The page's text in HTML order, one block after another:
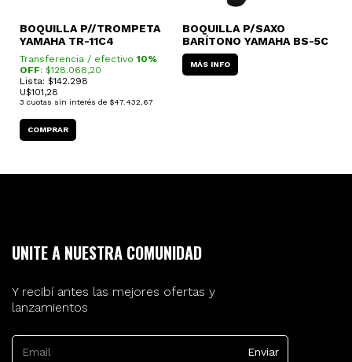
BOQUILLA P//TROMPETA
YAMAHA TR-11C4
Transferencia / efectivo 10%
OFF: $128.068,20
Lista: $142.298
U$101,28
3 cuotas sin interés de $47.432,67
BOQUILLA P/SAXO
BARÍTONO YAMAHA BS-5C
MÁS INFO
UNITE A NUESTRA COMUNIDAD
Y recibí antes las mejores ofertas y
lanzamientos